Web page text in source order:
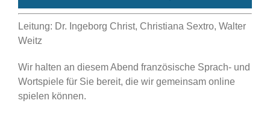
Leitung: Dr. Ingeborg Christ, Christiana Sextro, Walter
Weitz
Wir halten an diesem Abend französische Sprach- und
Wortspiele für Sie bereit, die wir gemeinsam online
spielen können.